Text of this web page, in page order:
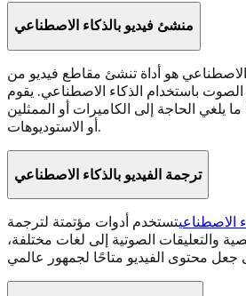
منشئ فيديو بالذكاء الاصطناعي
الاصطناعي هو أداة تنشئ مقاطع فيديو من
باستخدام الذكاء الاصطناعي. يقوم
ما يلغي الحاجة إلى الكاميرات أو الممثلين
أو الاستوديوهات.
ترجمة الفيديو بالذكاء الاصطناعي
الاصطناعيتستخدم أدوات مؤتمتة لترجمة
والتعليقات الصوتية إلى لغات مختلفة،